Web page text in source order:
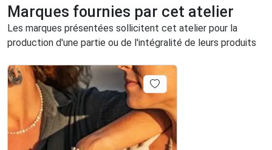
Marques fournies par cet atelier
Les marques présentées sollicitent cet atelier pour la
production d'une partie ou de l'intégralité de leurs produits